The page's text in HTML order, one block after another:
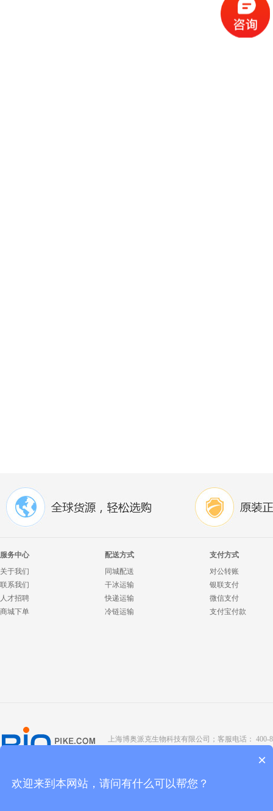
服务中心
关于我们
联系我们
人才招聘
商城下单
配送方式
同城配送
干冰运输
快递运输
冷链运输
支付方式
对公转账
银联支付
微信支付
支付宝付款
上海博奥派克生物科技有限公司；客服电话： 400-
京ICP备
×
欢迎来到本网站，请问有什么可以帮您？